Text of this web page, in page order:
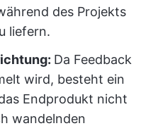
des Projekts
liefern.
Da Feedback
wird, besteht ein
Endprodukt nicht
wandelnden